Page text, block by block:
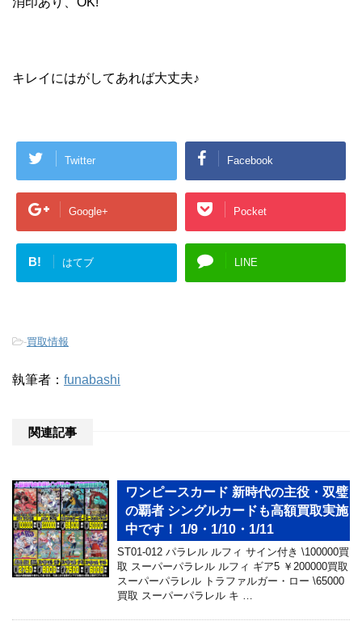
キレイにはがしてあれば大丈夫♪
Twitter Facebook
Google+ Pocket
B! はてブ LINE
-買取情報
執筆者： funabashi
関連記事
ワンピースカード 新時代の主役・双璧
の覇者 シングルカードも高額買取実施
中です！ 1/9・1/10・1/11
ST01-012 パラレル ルフィ サイン付き \100000買
取 スーパーパラレル ルフィ ギア5 ￥200000買取
スーパーパラレル トラファルガー・ロー \65000
買取 スーパーパラレル キ …